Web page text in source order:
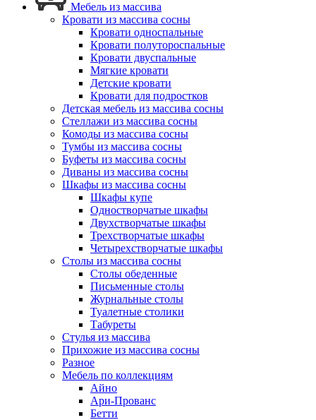
Мебель из массива
Кровати из массива сосны
Кровати односпальные
Кровати полутороспальные
Кровати двуспальные
Мягкие кровати
Детские кровати
Кровати для подростков
Детская мебель из массива сосны
Стеллажи из массива сосны
Комоды из массива сосны
Тумбы из массива сосны
Буфеты из массива сосны
Диваны из массива сосны
Шкафы из массива сосны
Шкафы купе
Одностворчатые шкафы
Двухстворчатые шкафы
Трехстворчатые шкафы
Четырехстворчатые шкафы
Столы из массива сосны
Столы обеденные
Письменные столы
Журнальные столы
Туалетные столики
Табуреты
Стулья из массива
Прихожие из массива сосны
Разное
Мебель по коллекциям
Айно
Ари-Прованс
Бетти